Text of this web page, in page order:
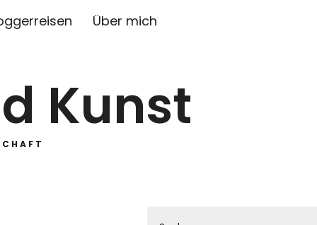
Über mich
Kunst